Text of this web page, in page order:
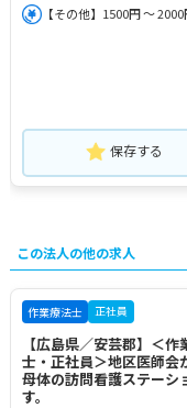
【その他】1500円 ～ 2000
保存する
この法人の他の求人
作業療法士 正社員
【広島県／安芸郡】＜作
士・正社員＞地区医師会
母体の訪問看護ステーシ
す。